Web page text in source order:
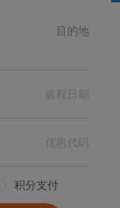
目的地
积分支付